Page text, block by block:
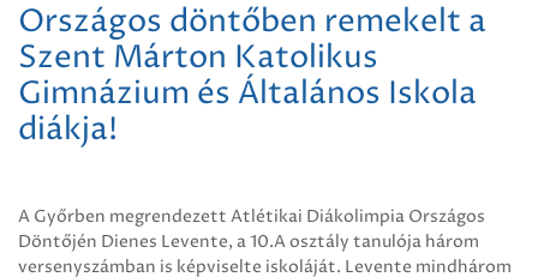
Országos döntőben remekelt a
Szent Márton Katolikus
Gimnázium és Általános Iskola
diákja!
A Győrben megrendezett Atlétikai Diákolimpia Országos
Döntőjén Dienes Levente, a 10.A osztály tanulója három
versenyszámban is képviselte iskoláját. Levente mindhárom